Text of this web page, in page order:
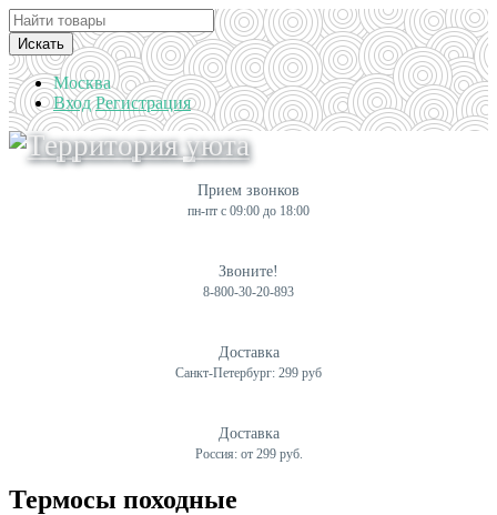
Искать
Москва
Вход Регистрация
Прием звонков
пн-пт с 09:00 до 18:00
Звоните!
8-800-30-20-893
Доставка
Санкт-Петербург: 299 руб
Доставка
Россия: от 299 руб.
Термосы походные